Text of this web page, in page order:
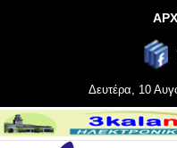
Δευτέρα, 10